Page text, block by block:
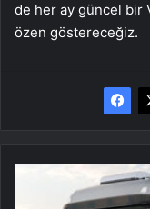
de her ay güncel bir
özen göstereceğiz.